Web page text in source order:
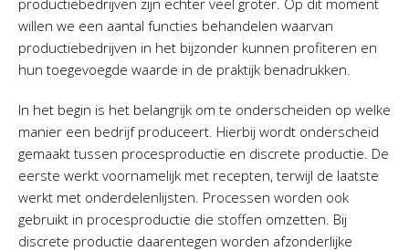
willen we een aantal functies behandelen waarvan
productiebedrijven in het bijzonder kunnen profiteren en
hun toegevoegde waarde in de praktijk benadrukken.
In het begin is het belangrijk om te onderscheiden op welke
manier een bedrijf produceert. Hierbij wordt onderscheid
gemaakt tussen procesproductie en discrete productie. De
eerste werkt voornamelijk met recepten, terwijl de laatste
werkt met onderdelenlijsten. Processen worden ook
gebruikt in procesproductie die stoffen omzetten. Bij
discrete productie daarentegen worden afzonderlijke